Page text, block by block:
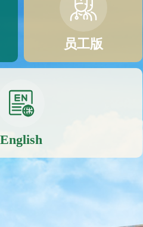
员工版
English